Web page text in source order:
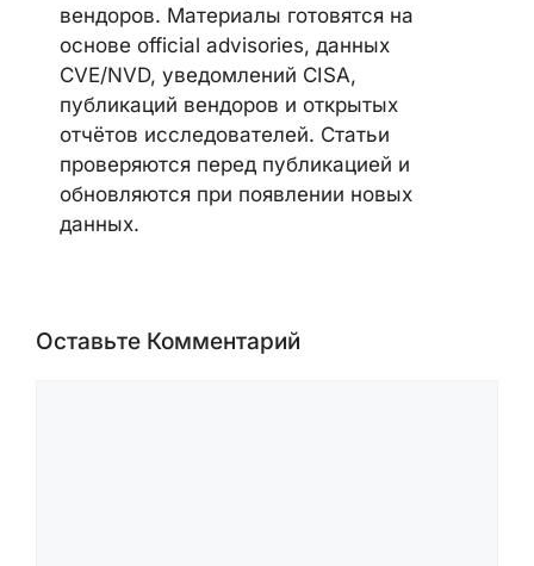
вендоров. Материалы готовятся на
основе official advisories, данных
CVE/NVD, уведомлений CISA,
публикаций вендоров и открытых
отчётов исследователей. Статьи
проверяются перед публикацией и
обновляются при появлении новых
данных.
Оставьте Комментарий